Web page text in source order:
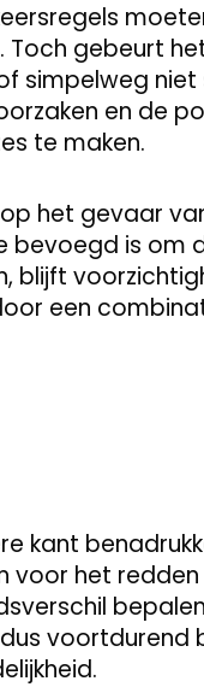
Toch gebeurt
simpelweg
en de
te maken.
het gevaar
bevoegd is om
blijft
een
kant
voor het
voortdurend